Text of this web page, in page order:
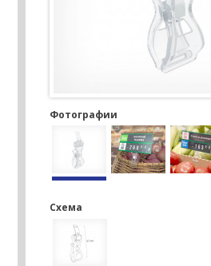
Фотографии
Схема